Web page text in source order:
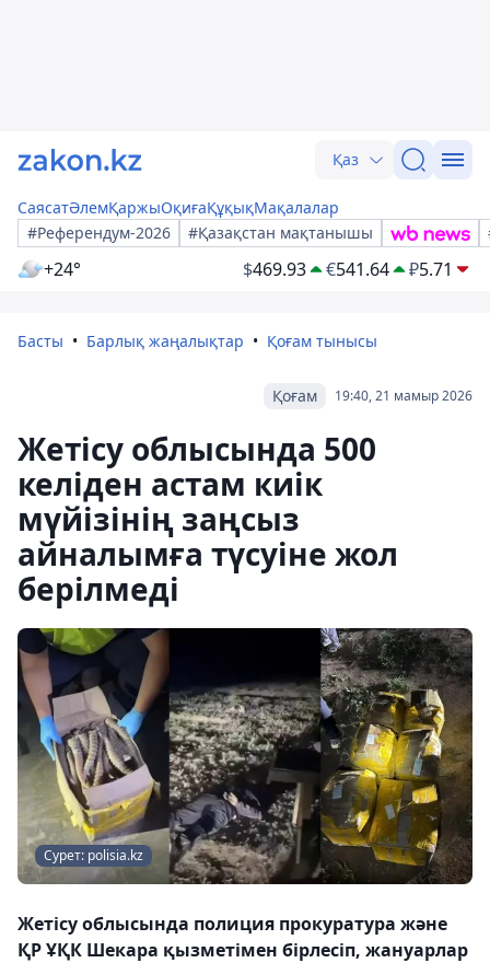
Қаз
СаясатӘлемҚаржыОқиғаҚұқықМақалалар
#Референдум-2026
#Қазақстан мақтанышы
+24° $469.93 €541.64 ₽5.71
Басты Барлық жаңалықтар Қоғам тынысы
19:40, 21 мамыр 2026
Қоғам
Жетісу облысында 500
келіден астам киік
мүйізінің заңсыз
айналымға түсуіне жол
берілмеді
Сурет: polisia.kz
Жетісу облысында полиция прокуратура және
ҚР ҰҚК Шекара қызметімен бірлесіп, жануарлар